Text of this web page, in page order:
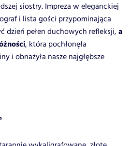
siostry. Impreza w eleganckiej
i lista gości przypominająca
dzień pełen duchowych refleksji, a
, która pochłonęła
i obnażyła nasze najgłębsze